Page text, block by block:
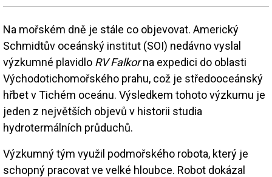
Na mořském dně je stále co objevovat. Americký
Schmidtův oceánský institut (SOI) nedávno vyslal
výzkumné plavidlo RV Falkorna expedici do oblasti
Východotichomořského prahu, což je středooceánský
hřbet v Tichém oceánu. Výsledkem tohoto výzkumu je
jeden z největších objevů v historii studia
hydrotermálních průduchů.
Výzkumný tým využil podmořského robota, který je
schopný pracovat ve velké hloubce. Robot dokázal